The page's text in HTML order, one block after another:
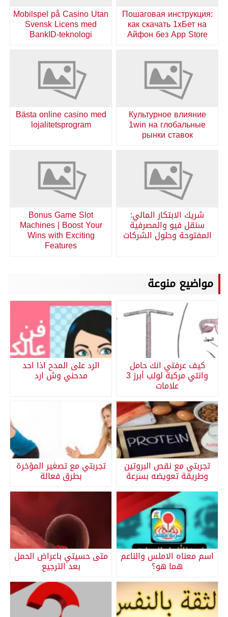
Пошаговая инструкция:
как скачать 1хБет на
Айфон без App Store
Mobilspel på Casino Utan
Svensk Licens med
BankID-teknologi
Культурное влияние
1win на глобальные
рынки ставок
Bästa online casino med
lojalitetsprogram
شريك الابتكار المالي:
سنقل فيو والمصرفية
المفتوحة وحلول الشركات
Bonus Game Slot
Machines | Boost Your
Wins with Exciting
Features
مواضيع منوعة
كيف عرفتي انك حامل
وانتي مركبة لولب أبرز 3
علامات
الرد على المدح اذا احد
مدحني وش ارد
تجربتي مع نقص البروتين
وطريقة تعويضه بسرعة
تجربتي مع تصغير المؤخرة
بطرق فعالة
اسم معناه الاملس والناعم
هما هو؟
متى حسيتي باعراض الحمل
بعد الترجيع